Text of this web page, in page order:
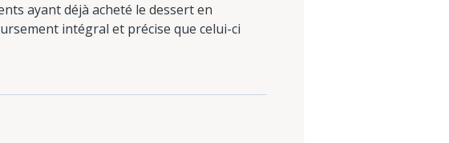
ayant déjà acheté le dessert en
intégral et précise que celui-ci